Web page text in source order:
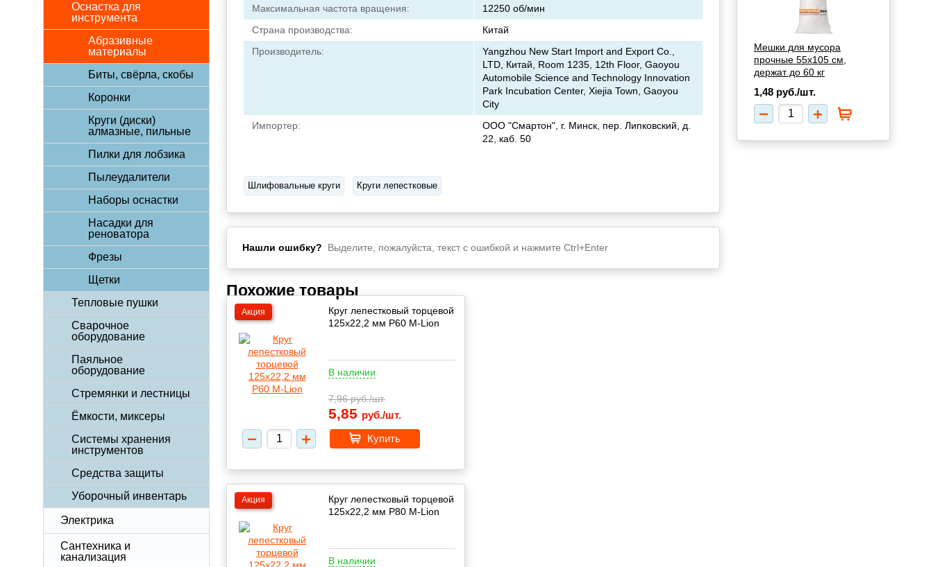
Оснастка для
инструмента
Абразивные
материалы
Биты, свёрла, скобы
Коронки
Круги (диски)
алмазные, пильные
Пилки для лобзика
Пылеудалители
Наборы оснастки
Насадки для
реноватора
Фрезы
Щетки
Тепловые пушки
Сварочное
оборудование
Паяльное
оборудование
Стремянки и лестницы
Ёмкости, миксеры
Системы хранения
инструментов
Средства защиты
Уборочный инвентарь
Электрика
Сантехника и
канализация
Максимальная частота вращения:
12250 об/мин
Страна производства:
Китай
Производитель:
Yangzhou New Start Import and Export Co.,
LTD, Китай, Room 1235, 12th Floor, Gaoyou
Automobile Science and Technology Innovation
Park Incubation Center, Xiejia Town, Gaoyou
City
Импортер:
ООО "Смартон", г. Минск, пер. Липковский, д.
22, каб. 50
Шлифовальные круги Круги лепестковые
Нашли ошибку? Выделите, пожалуйста, текст с ошибкой и нажмите Ctrl+Enter
Похожие товары
Акция
Круг лепестковый торцевой
125х22,2 мм P60 M-Lion
В наличии
7,96руб./шт.
5,85 руб./шт.
Купить
Акция
Круг лепестковый торцевой
125х22,2 мм P80 M-Lion
В наличии
Мешки для мусора
прочные 55х105 см,
держат до 60 кг
1,48 руб./шт.